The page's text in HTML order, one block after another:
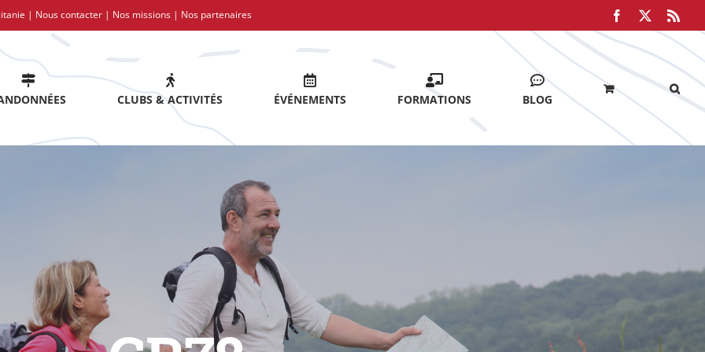
| Nous contacter | Nos missions | Nos partenaires Facebook
CLUBS & ACTIVITÉS ÉVÉNEMENTS FORMATIONS BLOG